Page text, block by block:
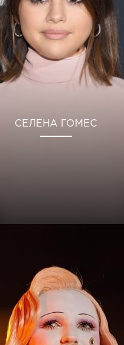
СЕЛЕНА ГОМЕС